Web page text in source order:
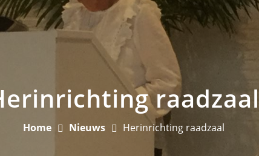
raadzaal
Home Nieuws Herinrichting raadzaal